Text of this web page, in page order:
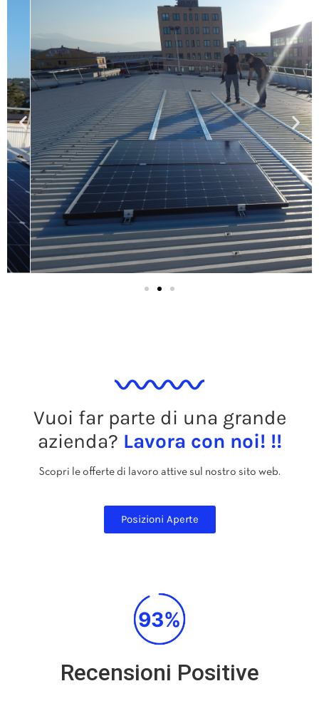
Vuoi far parte di una grande
azienda? Lavora con noi! !!
Scopri le offerte di lavoro attive sul nostro sito web.
Posizioni Aperte
93%
Recensioni Positive